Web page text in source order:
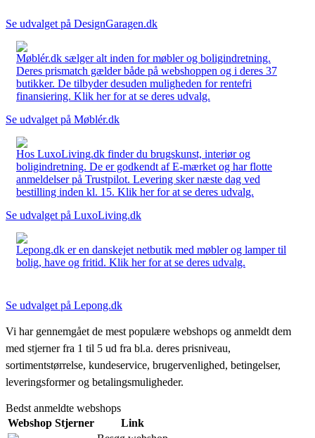
Se udvalget på DesignGaragen.dk
Møblér.dk sælger alt inden for møbler og boligindretning.
Deres prismatch gælder både på webshoppen og i deres 37
butikker. De tilbyder desuden muligheden for rentefri
finansiering. Klik her for at se deres udvalg.
Se udvalget på Møblér.dk
Hos LuxoLiving.dk finder du brugskunst, interiør og
boligindretning. De er godkendt af E-mærket og har flotte
anmeldelser på Trustpilot. Levering sker næste dag ved
bestilling inden kl. 15. Klik her for at se deres udvalg.
Se udvalget på LuxoLiving.dk
Lepong.dk er en danskejet netbutik med møbler og lamper til
bolig, have og fritid. Klik her for at se deres udvalg.
Se udvalget på Lepong.dk
Vi har gennemgået de mest populære webshops og anmeldt dem
med stjerner fra 1 til 5 ud fra bl.a. deres prisniveau,
sortimentstørrelse, kundeservice, brugervenlighed, betingelser,
leveringsformer og betalingsmuligheder.
Bedst anmeldte webshops
Webshop Stjerner
Link